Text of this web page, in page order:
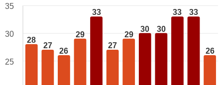
28
27
26
29
33
27
29
30 30
33 33
26
35
30
25